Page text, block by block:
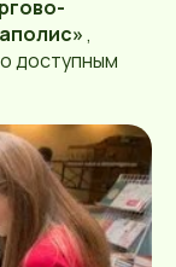
,
доступным